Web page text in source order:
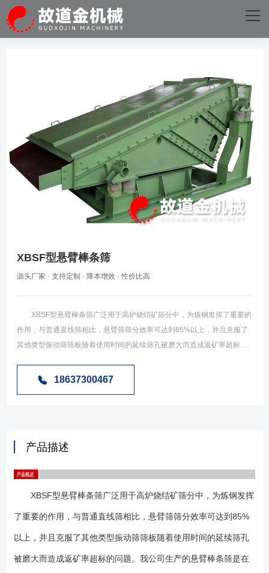
网站首页
D体育·电子（中国）官方网站
新闻资讯
D体育·电子（中国）官方网站
XBSF型悬臂棒条筛
源头厂家 · 支持定制 · 降本增效 · 性价比高
XBSF型悬臂棒条筛广泛用于高炉烧结矿筛分中，为炼钢发挥了重要的
作用，与普通直线筛相比，悬臂筛筛分效率可达到85%以上，并且克服了
其他类型振动筛筛板随着使用时间的延续筛孔被磨大而造成返矿率超标的
双面悬臂棒条筛板的结构特点，通过对筛机的振动频率、双振幅、振动方
追逐的力矩，该原理即我们常说的自同步原理，筛体在激振器的作用下做
目的。 筛板作为悬臂棒条筛的核心，他的使用效果决定着筛机的整体
使用效果。该类型筛机筛板由材质为弹簧钢的棒条组成，一端固定，另一
端悬空，工作中棒条悬空的一端产生二次振动，起清理物料作用。棒条可
筛筛网具有二次振动效果，筛网巧妙的配有击打装置，结构设计合理，筛
孔的形状、尺寸高频变化,因此具有以下特点： 1、筛网不堵孔、不卡
18637300467
产品描述
XBSF型悬臂棒条筛广泛用于高炉烧结矿筛分中，为炼钢发挥
了重要的作用，与普通直线筛相比，悬臂筛筛分效率可达到85%
以上，并且克服了其他类型振动筛筛板随着使用时间的延续筛孔
被磨大而造成返矿率超标的问题。我公司生产的悬臂棒条筛是在